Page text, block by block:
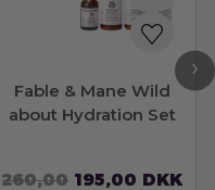
Fable & Mane Wild
about Hydration Set
260,00 195,00 DKK
›